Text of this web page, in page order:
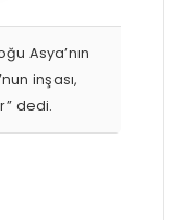
Asya’nın
inşası,
dedi.